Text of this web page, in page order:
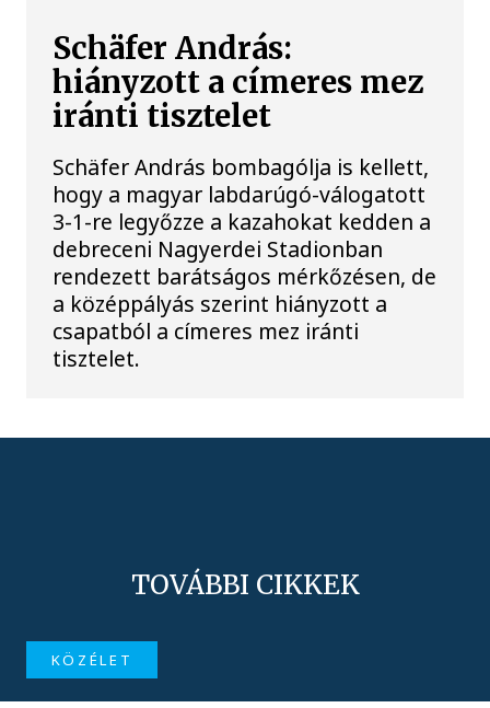
Schäfer András:
hiányzott a címeres mez
iránti tisztelet
Schäfer András bombagólja is kellett,
hogy a magyar labdarúgó-válogatott
3-1-re legyőzze a kazahokat kedden a
debreceni Nagyerdei Stadionban
rendezett barátságos mérkőzésen, de
a középpályás szerint hiányzott a
csapatból a címeres mez iránti
tisztelet.
TOVÁBBI CIKKEK
KÖZÉLET